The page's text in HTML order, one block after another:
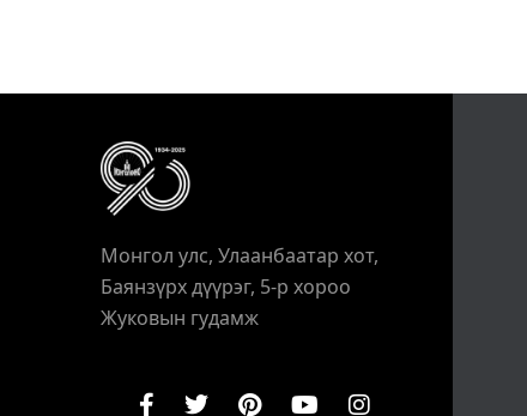
Монгол улс, Улаанбаатар хот,
Баянзүрх дүүрэг, 5-р хороо
Жуковын гудамж